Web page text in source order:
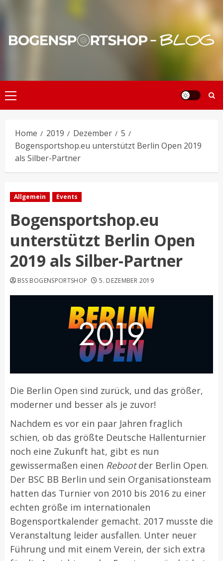
Primary
Menu
Home 2019 Dezember
5
Bogensportshop.eu unterstützt Berlin Open 2019
als Silber-Partner
Allgemein Events
Bogensportshop.eu
unterstützt Berlin Open
2019 als Silber-Partner
BSS BOGENSPORTSHOP 5. DEZEMBER 2019
Die Berlin Open sind zurück, und das größer,
moderner und besser als je zuvor!
Nachdem es vor ein paar Jahren fraglich
schien, ob das größte Deutsche Hallenturnier
noch eine Zukunft hat, gibt es nun
gewissermaßen einen Rebootder Berlin Open.
Der BSC BB Berlin und sein Organisationsteam
hatten das Turnier von 2010 bis 2016 zu einer
echten größe im internationalen
Bogensportkalender gemacht. 2017 musste die
Veranstaltung leider ausfallen. Unter neuer
Führung und mit einem Verein, der sich extra